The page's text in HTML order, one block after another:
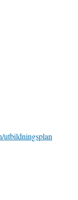
utbildningsplan